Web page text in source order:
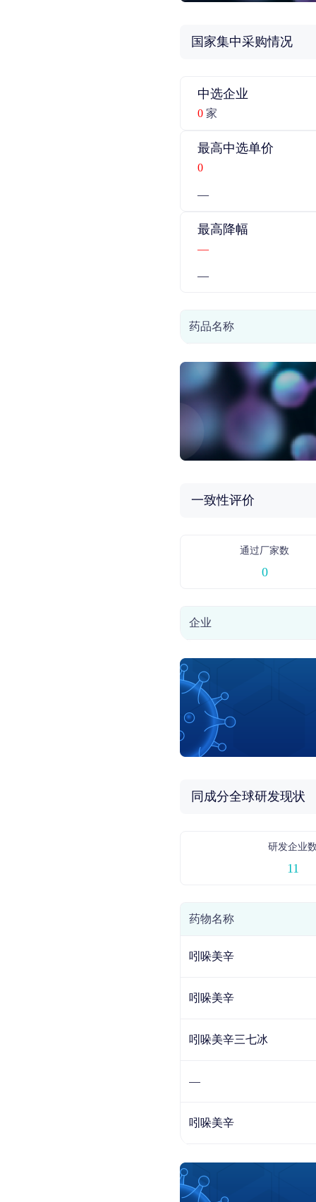
国家集中采购情况
中选企业
0 家
最高中选单价
0
—
最高降幅
—
—
药品名称
一致性评价
通过厂家数
0
企业
同成分全球研发现状
研发企业
11
药物名称
吲哚美辛
吲哚美辛
吲哚美辛三七冰
—
吲哚美辛